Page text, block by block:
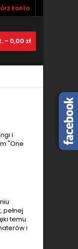
konto
- 0,00 zł
i
"One
temu
i